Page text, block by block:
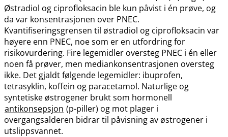
Østradiol og ciprofloksacin ble kun påvist i én prøve, og
da var konsentrasjonen over PNEC.
Kvantifiseringsgrensen til østradiol og ciprofloksacin var
høyere enn PNEC, noe som er en utfordring for
risikovurdering. Fire legemidler oversteg PNEC i én eller
noen få prøver, men mediankonsentrasjonen oversteg
ikke. Det gjaldt følgende legemidler: ibuprofen,
tetrasyklin, koffein og paracetamol. Naturlige og
syntetiske østrogener brukt som hormonell
antikonsepsjon (p-piller) og mot plager i
overgangsalderen bidrar til påvisning av østrogener i
utslippsvannet.